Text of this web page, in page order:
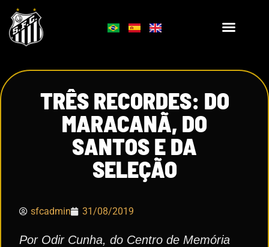
TRÊS RECORDES: DO
MARACANÃ, DO
SANTOS E DA
SELEÇÃO
sfcadmin 31/08/2019
Por Odir Cunha, do Centro de Memória